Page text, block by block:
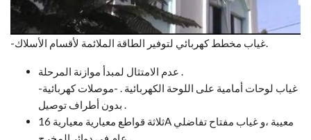
-غياب مخطط كهربائي لتوفير الطاقة الملائمة لأقسام الأسلاك.
عدم الامتثال لمبدأ موازنة المرحلة .
-غياب لوحات أمامية على اللوحة الكهربائية . -موصلات كهربائية
بدون أطراف توصيل .
ثلاثة قواطع معيارية معيارية 16A معيبة ،و غياب مفتاح تفاضلي